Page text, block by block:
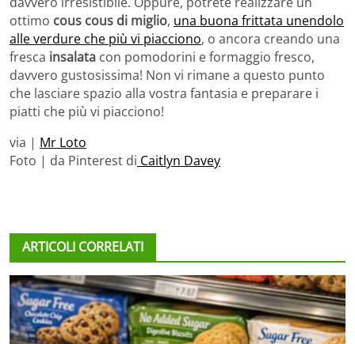
ottimo cous cous di miglio, una buona frittata unendolo
alle verdure che più vi piacciono, o ancora creando una
fresca insalata con pomodorini e formaggio fresco,
davvero gustosissima! Non vi rimane a questo punto
che lasciare spazio alla vostra fantasia e preparare i
piatti che più vi piacciono!
via | Mr Loto
Foto | da Pinterest di Caitlyn Davey
ARTICOLI CORRELATI